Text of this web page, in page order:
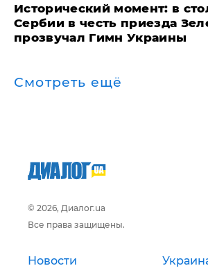
Исторический момент: в
Сербии в честь приезда
прозвучал Гимн Украины
Смотреть ещё
© 2026, Диалог.ua
Все права защищены.
Новости